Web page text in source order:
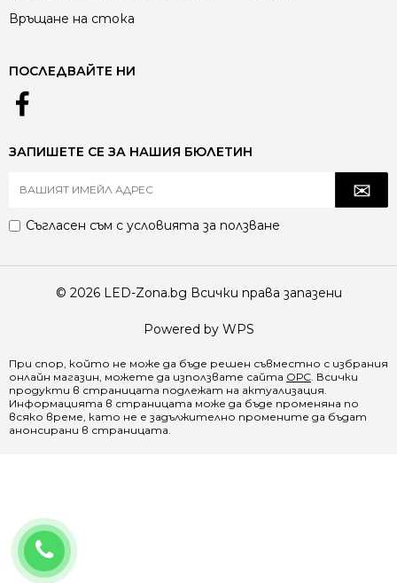
0888 065 970
Връщане на стока
ПОСЛЕДВАЙТЕ НИ
ЗАПИШЕТЕ СЕ ЗА НАШИЯ БЮЛЕТИН
Съгласен съм с условията за ползване
© 2026 LED-Zona.bg Всички права запазени
Powered by WPS
При спор, който не може да бъде решен съвместно с избрания
онлайн магазин, можете да използвате сайта ОРС . Всички
продукти в страницата подлежат на актуализация.
Информацията в страницата може да бъде променяна по
всяко време, като не е задължително промените да бъдат
анонсирани в страницата.